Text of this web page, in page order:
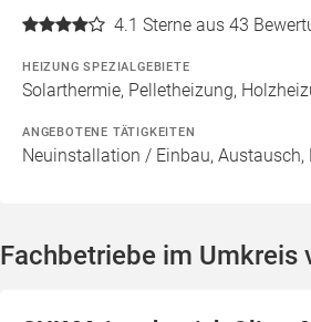
4.1 Sterne aus 43
HEIZUNG SPEZIALGEBIETE
Solarthermie, Pelletheizung,
ANGEBOTENE TÄTIGKEITEN
Neuinstallation / Einbau, Austausch,
Fachbetriebe im Umkreis